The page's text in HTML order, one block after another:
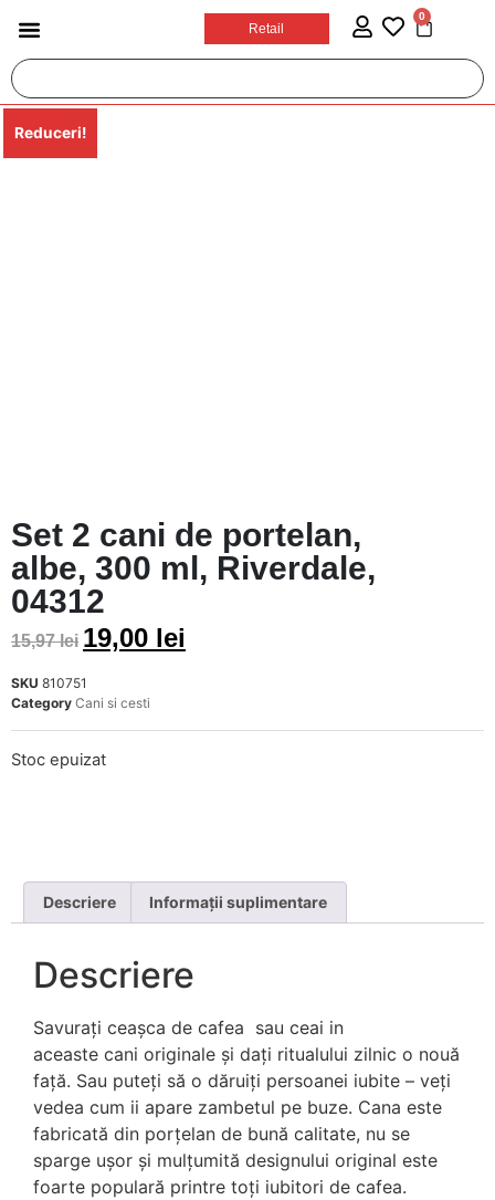
Retail
0
Reduceri!
Set 2 cani de portelan,
albe, 300 ml, Riverdale,
04312
15,97lei 19,00 lei
SKU 810751
Category Cani si cesti
Stoc epuizat
Descriere Informații suplimentare
Descriere
Savurați ceașca de cafea sau ceai in
aceaste cani originale și dați ritualului zilnic o nouă
față. Sau puteți să o dăruiți persoanei iubite – veți
vedea cum ii apare zambetul pe buze. Cana este
fabricată din porțelan de bună calitate, nu se
sparge ușor și mulțumită designului original este
foarte populară printre toți iubitori de cafea.